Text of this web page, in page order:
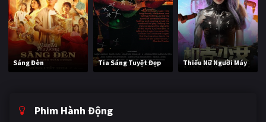
Sáng Đèn Tia Sáng Tuyệt Đẹp Thiếu Nữ Người Máy
Phim Hành Động